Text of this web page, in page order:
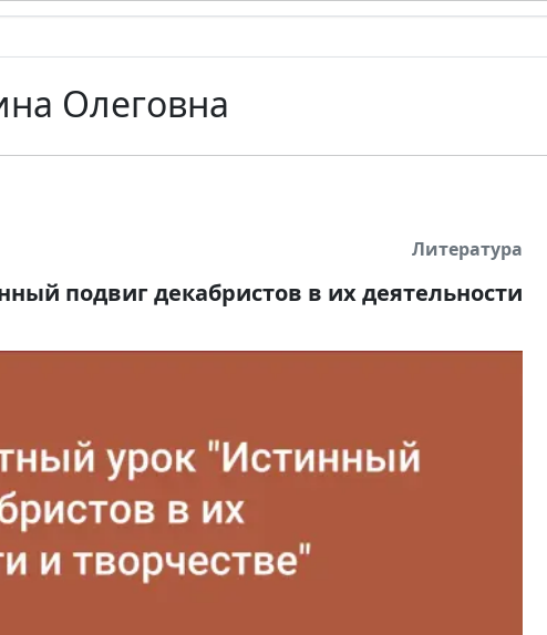
Олеговна
Литература
подвиг декабристов в их деятельности